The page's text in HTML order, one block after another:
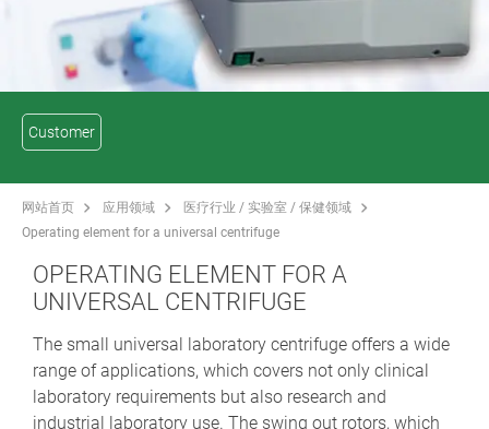
Customer
网站首页 应用领域
医疗行业 / 实验室 / 保健领域
Operating element for a universal centrifuge
OPERATING ELEMENT FOR A
UNIVERSAL CENTRIFUGE
The small universal laboratory centrifuge offers a wide
range of applications, which covers not only clinical
laboratory requirements but also research and
industrial laboratory use. The swing out rotors, which